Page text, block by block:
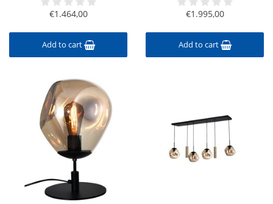
€1.464,00
Add to cart
€1.995,00
Add to cart